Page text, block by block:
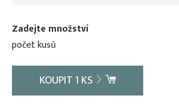
Zadejte množství
počet kusů
KOUPIT1 KS